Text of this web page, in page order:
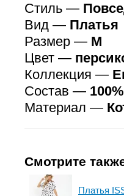
Стиль —
Вид — Платья
Размер — M
Цвет —
Коллекция —
Состав —
Материал —
Смотрите
Платья